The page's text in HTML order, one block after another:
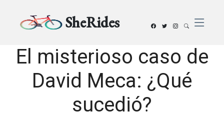
SheRides
El misterioso caso de
David Meca: ¿Qué
sucedió?